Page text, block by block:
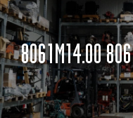
8061M14.00